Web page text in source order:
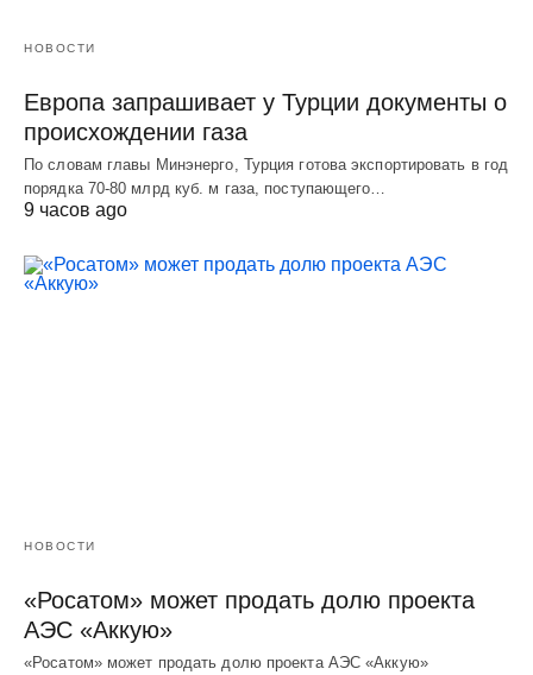
НОВОСТИ
Европа запрашивает у Турции документы о
происхождении газа
По словам главы Минэнерго, Турция готова экспортировать в год
порядка 70-80 млрд куб. м газа, поступающего…
9 часов ago
НОВОСТИ
«Росатом» может продать долю проекта
АЭС «Аккую»
«Росатом» может продать долю проекта АЭС «Аккую»